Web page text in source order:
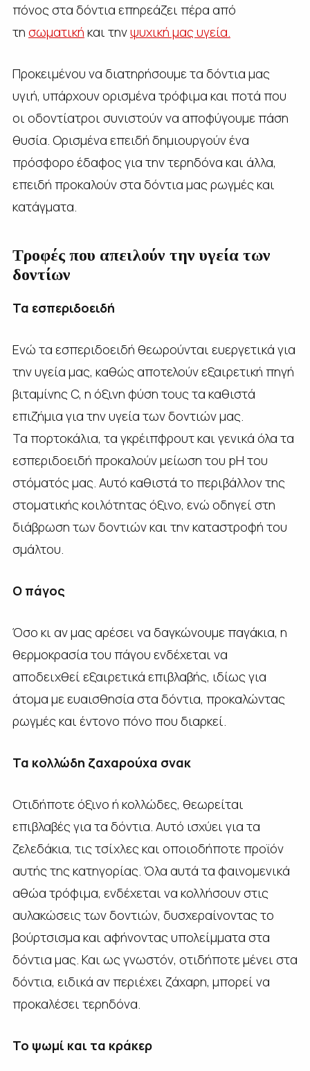
πόνος στα δόντια επηρεάζει πέρα από
τη σωματική και τηνψυχική μας υγεία.
Προκειμένου να διατηρήσουμε τα δόντια μας
υγιή, υπάρχουν ορισμένα τρόφιμα και ποτά που
οι οδοντίατροι συνιστούν να αποφύγουμε πάση
θυσία. Ορισμένα επειδή δημιουργούν ένα
πρόσφορο έδαφος για την τερηδόνα και άλλα,
επειδή προκαλούν στα δόντια μας ρωγμές και
κατάγματα.
Tροφές που απειλούν την υγεία των
δοντίων
Τα εσπεριδοειδή
Ενώ τα εσπεριδοειδή θεωρούνται ευεργετικά για
την υγεία μας, καθώς αποτελούν εξαιρετική πηγή
βιταμίνης C, η όξινη φύση τους τα καθιστά
επιζήμια για την υγεία των δοντιών μας.
Τα πορτοκάλια, τα γκρέιπφρουτ και γενικά όλα τα
εσπεριδοειδή προκαλούν μείωση του pH του
στόματός μας. Αυτό καθιστά το περιβάλλον της
στοματικής κοιλότητας όξινο, ενώ οδηγεί στη
διάβρωση των δοντιών και την καταστροφή του
σμάλτου.
Ο πάγος
Όσο κι αν μας αρέσει να δαγκώνουμε παγάκια, η
θερμοκρασία του πάγου ενδέχεται να
αποδειχθεί εξαιρετικά επιβλαβής, ιδίως για
άτομα με ευαισθησία στα δόντια, προκαλώντας
ρωγμές και έντονο πόνο που διαρκεί.
Τα κολλώδη ζαχαρούχα σνακ
Οτιδήποτε όξινο ή κολλώδες, θεωρείται
επιβλαβές για τα δόντια. Αυτό ισχύει για τα
ζελεδάκια, τις τσίχλες και οποιοδήποτε προϊόν
αυτής της κατηγορίας. Όλα αυτά τα φαινομενικά
αθώα τρόφιμα, ενδέχεται να κολλήσουν στις
αυλακώσεις των δοντιών, δυσχεραίνοντας το
βούρτσισμα και αφήνοντας υπολείμματα στα
δόντια μας. Και ως γνωστόν, οτιδήποτε μένει στα
δόντια, ειδικά αν περιέχει ζάχαρη, μπορεί να
προκαλέσει τερηδόνα.
Το ψωμί και τα κράκερ